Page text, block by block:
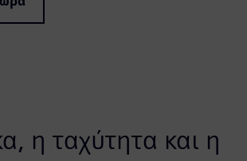
η ταχύτητα και η